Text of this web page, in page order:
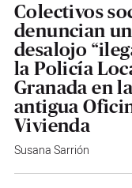
Colectivos
denuncian un
desalojo
la Policía
Granada en la
antigua
Vivienda
Susana Sarrión